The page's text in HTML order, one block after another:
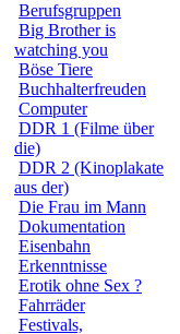
Berufsgruppen
Big Brother is
watching you
Böse Tiere
Buchhalterfreuden
Computer
DDR 1 (Filme über
die)
DDR 2 (Kinoplakate
aus der)
Die Frau im Mann
Dokumentation
Eisenbahn
Erkenntnisse
Erotik ohne Sex ?
Fahrräder
Festivals,